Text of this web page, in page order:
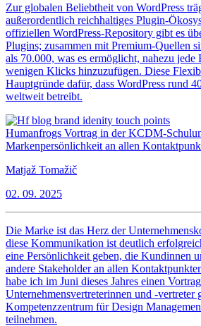
Zur globalen Beliebtheit von WordPress
außerordentlich reichhaltiges Plugin-
offiziellen WordPress-Repository gibt es
Plugins; zusammen mit Premium-Quellen
als 70.000, was es ermöglicht, nahezu
wenigen Klicks hinzuzufügen. Diese
Hauptgründe dafür, dass WordPress rund
weltweit betreibt.
Humanfrogs Vortrag in der KCDM-
Markenpersönlichkeit an allen
Matjaž Tomažič
02. 09. 2025
Die Marke ist das Herz der
diese Kommunikation ist deutlich
eine Persönlichkeit geben, die Kundinnen
andere Stakeholder an allen
habe ich im Juni dieses Jahres einen
Unternehmensvertreterinnen und -vertreter
Kompetenzzentrum für Design
teilnehmen.